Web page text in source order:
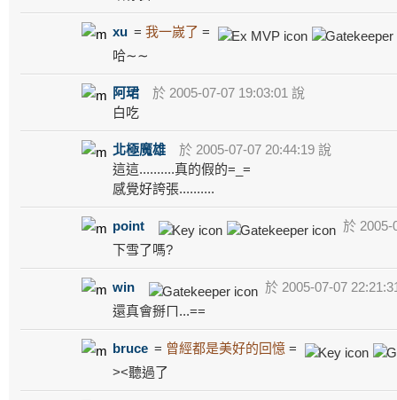
xu =我一嵗了 =
哈∼∼
阿珺
於 2005-07-07 19:03:01 說
白吃
北極魔雄
於 2005-07-07 20:44:19 說
這這..........真的假的=_=
感覺好誇張..........
point
於 2005-
下雪了嗎?
win
於 2005-07-07
還真會掰ㄇ...==
bruce = 曾經都是美好的回憶 =
><聽過了